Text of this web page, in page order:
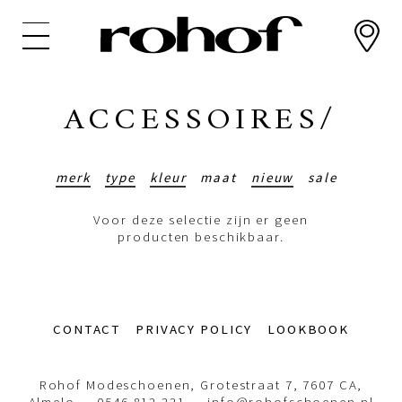
ACCESSOIRES/
merk type kleur maat nieuw sale
Voor deze selectie zijn er geen
producten beschikbaar.
Footer-CONTACT PRIVACY POLICY LOOKBOOK
Rohof Modeschoenen, Grotestraat 7, 7607 CA,